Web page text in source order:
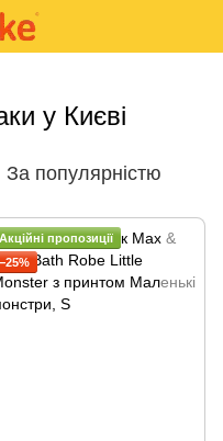
у Києві
За популярністю
Акційні пропозиції
−25%